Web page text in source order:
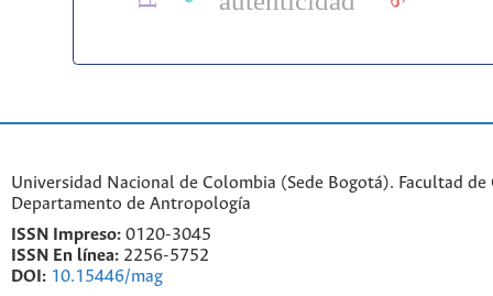
Universidad Nacional de Colombia (Sede Bogotá). Facultad de
Departamento de Antropología
ISSN Impreso: 0120-3045
ISSN En línea: 2256-5752
DOI: 10.15446/mag